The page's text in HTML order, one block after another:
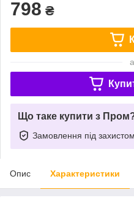
798 ₴
Що таке купити з
Замовлення під захистом
Опис Характеристики